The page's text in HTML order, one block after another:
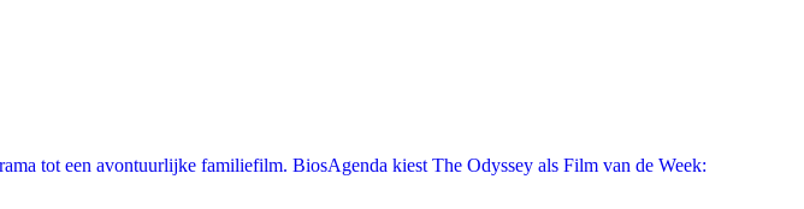
tot een avontuurlijke familiefilm. BiosAgenda kiest The Odyssey als Film van de Week: